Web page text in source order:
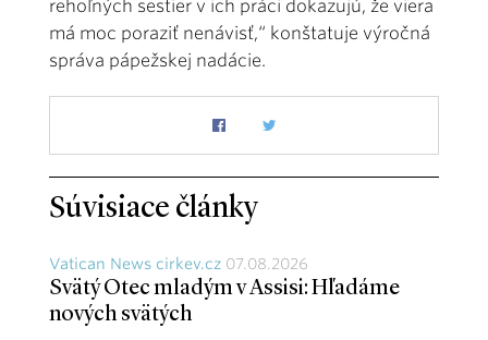
rehoľných sestier v ich práci dokazujú, že viera
má moc poraziť nenávisť,“ konštatuje výročná
správa pápežskej nadácie.
Súvisiace články
Vatican News cirkev.cz 07.08.2026
Svätý Otec mladým v Assisi: Hľadáme
nových svätých